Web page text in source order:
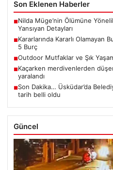
Son Eklenen Haberler
■Nilda Müge’nin Ölümüne
Yansıyan Detayları
■Kararlarında Kararlı Olamayan
5 Burç
■Outdoor Mutfaklar ve Şık
■Kaçarken merdivenlerden
yaralandı
■Son Dakika… Üsküdar’da
tarih belli oldu
Güncel